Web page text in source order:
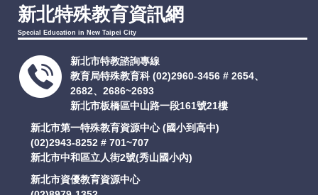
新北特殊教育資訊網
Special Education in New Taipei City
新北市特教諮詢專線
教育局特殊教育科 (02)2960-3456 # 2654、
2682、2686~2693
新北市板橋區中山路一段161號21樓
新北市第一特殊教育資源中心 (國小到高中)
(02)2943-8252 # 701~707
新北市中和區立人街2號(秀山國小內)
新北市資優教育資源中心